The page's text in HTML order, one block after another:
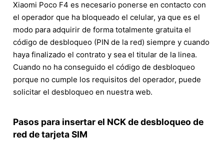
Xiaomi Poco F4 es necesario ponerse en contacto con
el operador que ha bloqueado el celular, ya que es el
modo para adquirir de forma totalmente gratuita el
código de desbloqueo (PIN de la red) siempre y cuando
haya finalizado el contrato y sea el titular de la linea.
Cuando no ha conseguido el código de desbloqueo
porque no cumple los requisitos del operador, puede
solicitar el desbloqueo en nuestra web.
Pasos para insertar el NCK de desbloqueo de
red de tarjeta SIM